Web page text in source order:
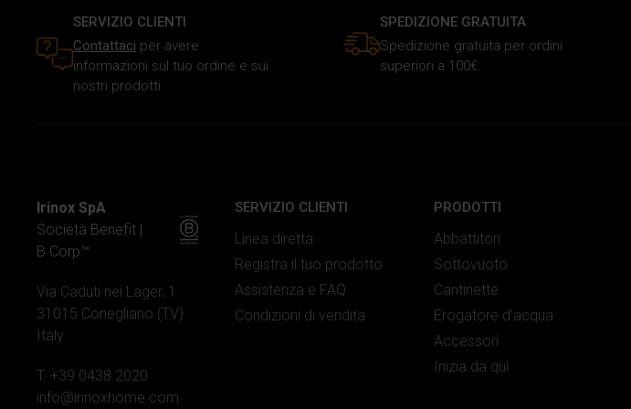
SERVIZIO CLIENTI
Contattaci per avere
informazioni sul tuo ordine e sui
nostri prodotti.
SPEDIZIONE GRATUITA
Spedizione gratuita per ordini
superiori a 100€.
Irinox SpA
Società Benefit |
B Corp™
Via Caduti nei Lager, 1
31015 Conegliano (TV)
Italy
T. +39 0438 2020
info@irinoxhome.com
SERVIZIO CLIENTI
Linea diretta
Registra il tuo prodotto
Assistenza e FAQ
Condizioni di vendita
PRODOTTI
Abbattitori
Sottovuoto
Cantinette
Erogatore d’acqua
Accessori
Inizia da qui